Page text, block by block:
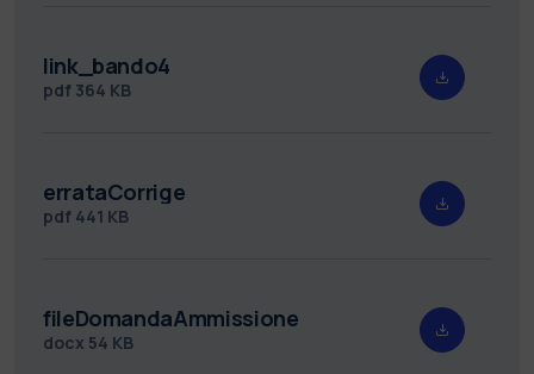
link_bando4
pdf 364 KB
errataCorrige
pdf 441 KB
fileDomandaAmmissione
docx 54 KB